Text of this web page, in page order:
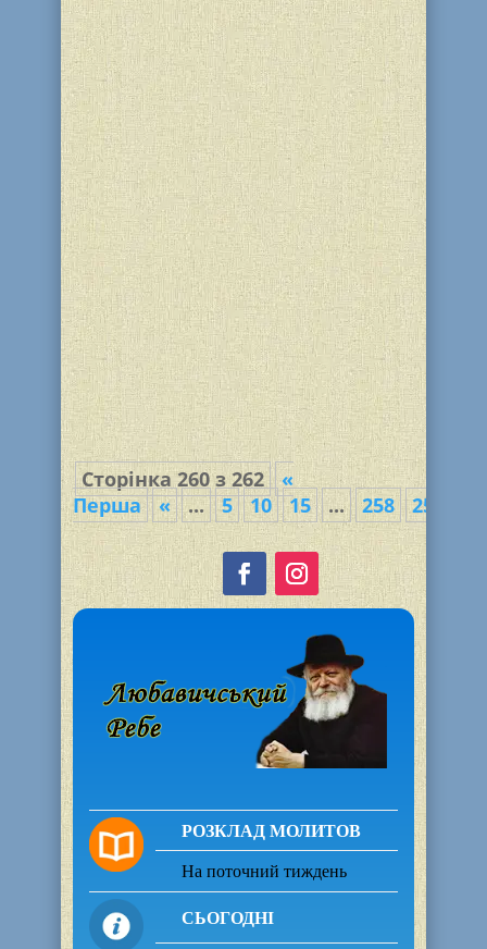
Краткие биографические сведения
«Хотите знать, что такое хасидизм? –
спросил как-то Баал-Шем-Тов. –
Однажды кузнец решил завести
собственное дело. Он купил молот,
меха и принялся за работу. Но у него
ничего не...
Сторінка 260 з 262
«
Перша
« ... 5 10 15 ... 258 259
РОЗКЛАД МОЛИТОВ
На поточний тиждень
СЬОГОДНІ